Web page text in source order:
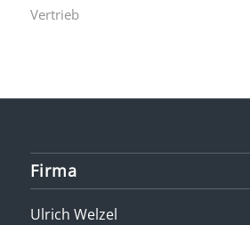
Vertrieb
Firma
Ulrich Welzel